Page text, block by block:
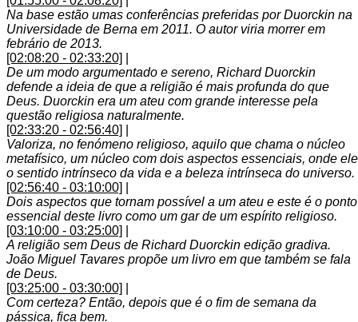
Na base estão umas conferências preferidas por Duorckin na
Universidade de Berna em 2011. O autor viria morrer em
febrário de 2013.
[02:08:20 - 02:33:20]
De um modo argumentado e sereno, Richard Duorckin
defende a ideia de que a religião é mais profunda do que
Deus. Duorckin era um ateu com grande interesse pela
questão religiosa naturalmente.
[02:33:20 - 02:56:40]
Valoriza, no fenómeno religioso, aquilo que chama o núcleo
metafísico, um núcleo com dois aspectos essenciais, onde ele
o sentido intrínseco da vida e a beleza intrínseca do universo.
[02:56:40 - 03:10:00]
Dois aspectos que tornam possível a um ateu e este é o ponto
essencial deste livro como um gar de um espírito religioso.
[03:10:00 - 03:25:00]
A religião sem Deus de Richard Duorckin edição gradiva.
João Miguel Tavares propõe um livro em que também se fala
de Deus.
[03:25:00 - 03:30:00]
Com certeza? Então, depois que é o fim de semana da
pássica, fica bem.